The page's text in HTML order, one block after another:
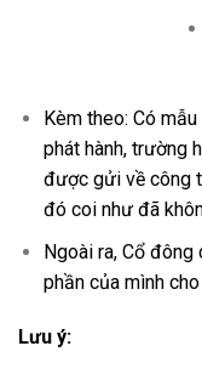
Kèm theo: Có
phát hành, trường
được gửi về công
đó coi như đã
Ngoài ra, Cổ đông
phần của mình
Lưu ý: